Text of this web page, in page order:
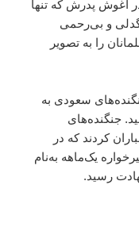
آغوش پدرش که تنها
و بی‌رحمی
را به تصویر
سعودی به
جنگنده‌های
کردند که در
یک‌ماهه به‌نام
رسید.